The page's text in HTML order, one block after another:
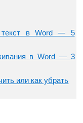
текст в Word — 5
в Word — 3
или как убрать